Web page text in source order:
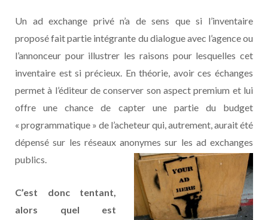
Un ad exchange privé n’a de sens que si l’inventaire
proposé fait partie intégrante du dialogue avec l’agence ou
l’annonceur pour illustrer ​​les raisons pour lesquelles cet
inventaire est si précieux. En théorie, avoir ces échanges
permet à l’éditeur de conserver son aspect premium et lui
offre une chance de capter une partie du budget
« programmatique » de l’acheteur qui, autrement, aurait été
dépensé sur les réseaux anonymes sur les ad exchanges
publics.
C’est donc tentant,
alors quel est